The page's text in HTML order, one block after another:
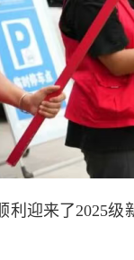
利迎来了2025